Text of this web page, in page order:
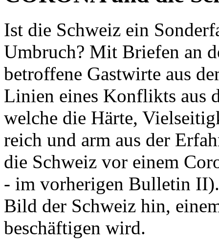
Ist die Schweiz ein
Umbruch? Mit Briefen an
betroffene Gastwirte aus
Linien eines Konflikts aus
welche die Härte,
reich und arm aus der
die Schweiz vor einem
- im vorherigen Bulletin
Bild der Schweiz hin,
beschäftigen wird.